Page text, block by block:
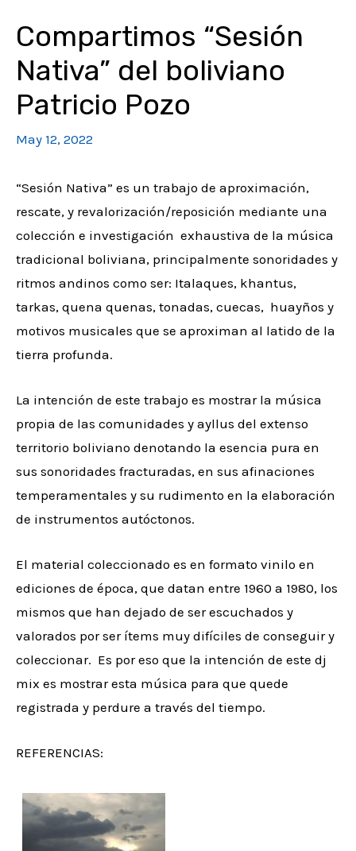
Compartimos “Sesión
Nativa” del boliviano
Patricio Pozo
May 12, 2022
“Sesión Nativa” es un trabajo de aproximación,
rescate, y revalorización/reposición mediante una
colección e investigación exhaustiva de la música
tradicional boliviana, principalmente sonoridades y
ritmos andinos como ser: Italaques, khantus,
tarkas, quena quenas, tonadas, cuecas, huayños y
motivos musicales que se aproximan al latido de la
tierra profunda.
La intención de este trabajo es mostrar la música
propia de las comunidades y ayllus del extenso
territorio boliviano denotando la esencia pura en
sus sonoridades fracturadas, en sus afinaciones
temperamentales y su rudimento en la elaboración
de instrumentos autóctonos.
El material coleccionado es en formato vinilo en
ediciones de época, que datan entre 1960 a 1980, los
mismos que han dejado de ser escuchados y
valorados por ser ítems muy difíciles de conseguir y
coleccionar. Es por eso que la intención de este dj
mix es mostrar esta música para que quede
registrada y perdure a través del tiempo.
REFERENCIAS: